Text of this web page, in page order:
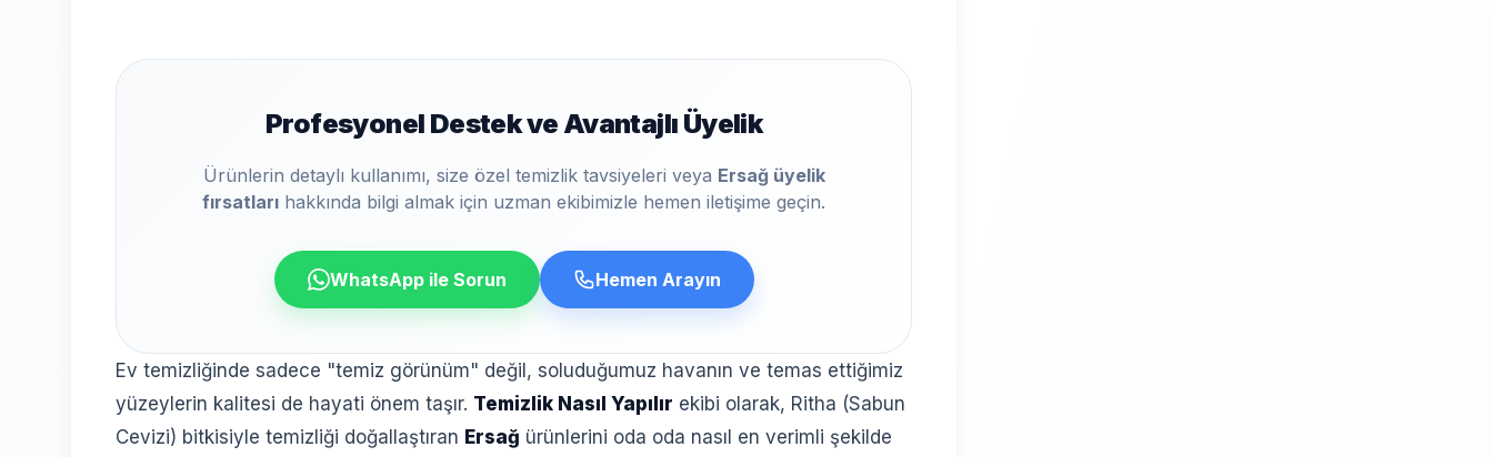
Profesyonel Destek ve Avantajlı Üyelik
Ürünlerin detaylı kullanımı, size özel temizlik tavsiyeleri veya Ersağ üyelik
fırsatları hakkında bilgi almak için uzman ekibimizle hemen iletişime geçin.
WhatsApp ile Sorun Hemen Arayın
Ev temizliğinde sadece "temiz görünüm" değil, soluduğumuz havanın ve temas ettiğimiz
yüzeylerin kalitesi de hayati önem taşır. Temizlik Nasıl Yapılır ekibi olarak, Ritha (Sabun
Cevizi) bitkisiyle temizliği doğallaştıran Ersağ ürünlerini oda oda nasıl en verimli şekilde